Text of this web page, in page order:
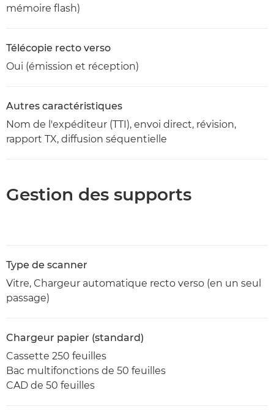
mémoire flash)
Télécopie recto verso
Oui (émission et réception)
Autres caractéristiques
Nom de l'expéditeur (TTI), envoi direct, révision,
rapport TX, diffusion séquentielle
Gestion des supports
Type de scanner
Vitre, Chargeur automatique recto verso (en un seul
passage)
Chargeur papier (standard)
Cassette 250 feuilles
Bac multifonctions de 50 feuilles
CAD de 50 feuilles